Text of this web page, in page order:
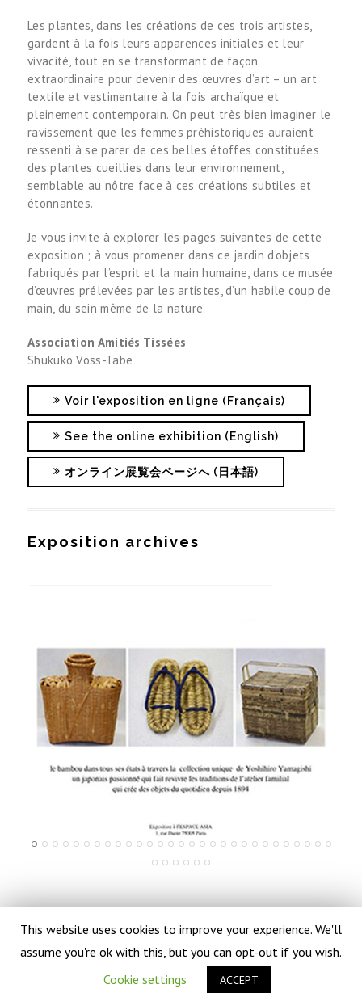
Les plantes, dans les créations de ces trois artistes,
gardent à la fois leurs apparences initiales et leur
vivacité, tout en se transformant de façon
extraordinaire pour devenir des œuvres d’art – un art
textile et vestimentaire à la fois archaïque et
pleinement contemporain. On peut très bien imaginer le
ravissement que les femmes préhistoriques auraient
ressenti à se parer de ces belles étoffes constituées
des plantes cueillies dans leur environnement,
semblable au nôtre face à ces créations subtiles et
étonnantes.
Je vous invite à explorer les pages suivantes de cette
exposition ; à vous promener dans ce jardin d’objets
fabriqués par l’esprit et la main humaine, dans ce musée
d’œuvres prélevées par les artistes, d’un habile coup de
main, du sein même de la nature.
Association Amitiés Tissées
Shukuko Voss-Tabe
Voir l'exposition en ligne (Français)
See the online exhibition (English)
オンライン展覧会ページへ (日本語)
Exposition archives
Le bambou, une histoire japonaise
exposition
Copyright © Amitiés Tissées 2026
This website uses cookies to improve your experience. We'll
assume you're ok with this, but you can opt-out if you wish.
Cookie settings
ACCEPT